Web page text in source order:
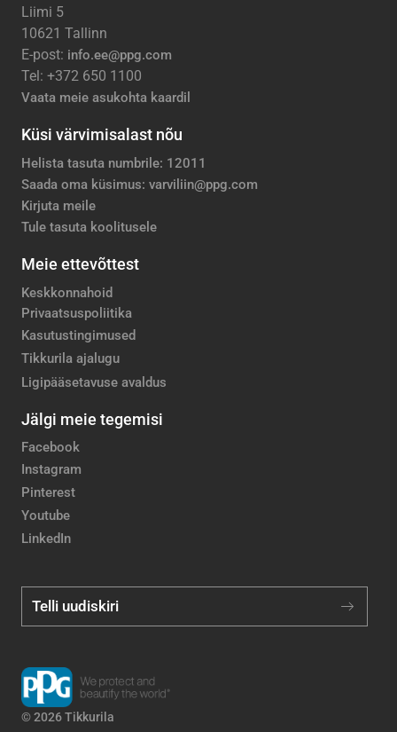
Liimi 5
10621 Tallinn
E-post: info.ee@ppg.com
Tel: +372 650 1100
Vaata meie asukohta kaardil
Küsi värvimisalast nõu
Helista tasuta numbrile: 12011
Saada oma küsimus: varviliin@ppg.com
Kirjuta meile
Tule tasuta koolitusele
Meie ettevõttest
Keskkonnahoid
Privaatsuspoliitika
Kasutustingimused
Tikkurila ajalugu
Ligipääsetavuse avaldus
Jälgi meie tegemisi
Facebook
Instagram
Pinterest
Youtube
LinkedIn
Telli uudiskiri
© 2026 Tikkurila